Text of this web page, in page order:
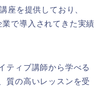
座を提供しており、
で導入されてきた実績
ティブ講師から学べる
質の高いレッスンを受